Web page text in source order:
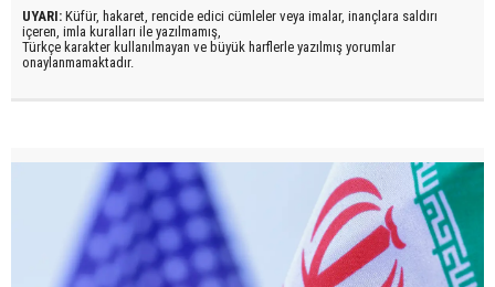
UYARI: Küfür, hakaret, rencide edici cümleler veya imalar, inançlara saldırı
içeren, imla kuralları ile yazılmamış,
Türkçe karakter kullanılmayan ve büyük harflerle yazılmış yorumlar
onaylanmamaktadır.